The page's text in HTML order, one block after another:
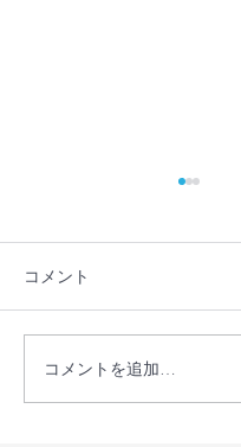
【プレスリリース
に行かない・行け
コメント
コメントを追加…